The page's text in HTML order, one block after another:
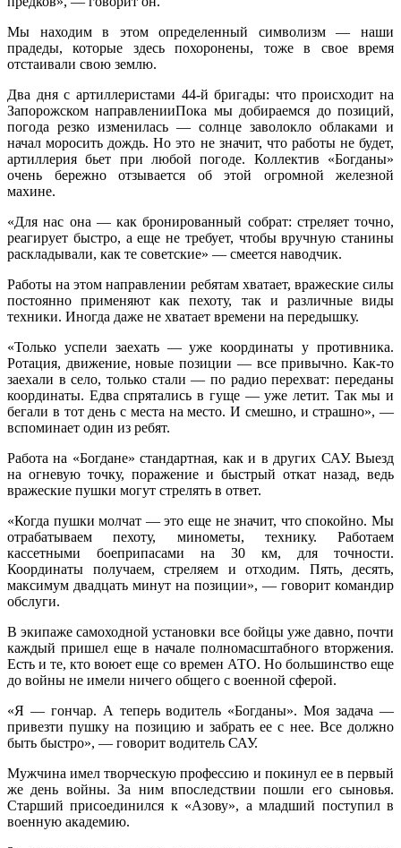
Мы находим в этом определенный символизм — наши
прадеды, которые здесь похоронены, тоже в свое время
отстаивали свою землю.
Два дня с артиллеристами 44-й бригады: что происходит на
Запорожском направленииПока мы добираемся до позиций,
погода резко изменилась — солнце заволокло облаками и
начал моросить дождь. Но это не значит, что работы не будет,
артиллерия бьет при любой погоде. Коллектив «Богданы»
очень бережно отзывается об этой огромной железной
махине.
«Для нас она — как бронированный собрат: стреляет точно,
реагирует быстро, а еще не требует, чтобы вручную станины
раскладывали, как те советские» — смеется наводчик.
Работы на этом направлении ребятам хватает, вражеские силы
постоянно применяют как пехоту, так и различные виды
техники. Иногда даже не хватает времени на передышку.
«Только успели заехать — уже координаты у противника.
Ротация, движение, новые позиции — все привычно. Как-то
заехали в село, только стали — по радио перехват: переданы
координаты. Едва спрятались в гуще — уже летит. Так мы и
бегали в тот день с места на место. И смешно, и страшно», —
вспоминает один из ребят.
Работа на «Богдане» стандартная, как и в других САУ. Выезд
на огневую точку, поражение и быстрый откат назад, ведь
вражеские пушки могут стрелять в ответ.
«Когда пушки молчат — это еще не значит, что спокойно. Мы
отрабатываем пехоту, минометы, технику. Работаем
кассетными боеприпасами на 30 км, для точности.
Координаты получаем, стреляем и отходим. Пять, десять,
максимум двадцать минут на позиции», — говорит командир
обслуги.
В экипаже самоходной установки все бойцы уже давно, почти
каждый пришел еще в начале полномасштабного вторжения.
Есть и те, кто воюет еще со времен АТО. Но большинство еще
до войны не имели ничего общего с военной сферой.
«Я — гончар. А теперь водитель «Богданы». Моя задача —
привезти пушку на позицию и забрать ее с нее. Все должно
быть быстро», — говорит водитель САУ.
Мужчина имел творческую профессию и покинул ее в первый
же день войны. За ним впоследствии пошли его сыновья.
Старший присоединился к «Азову», а младший поступил в
военную академию.